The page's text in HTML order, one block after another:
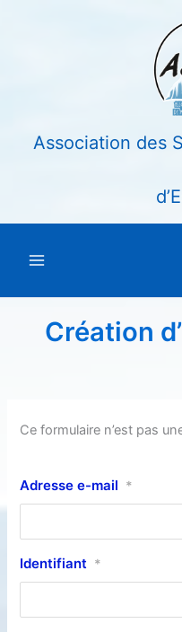
Association des
Création
Ce formulaire n’est pas
Adresse e-mail *
Identifiant *